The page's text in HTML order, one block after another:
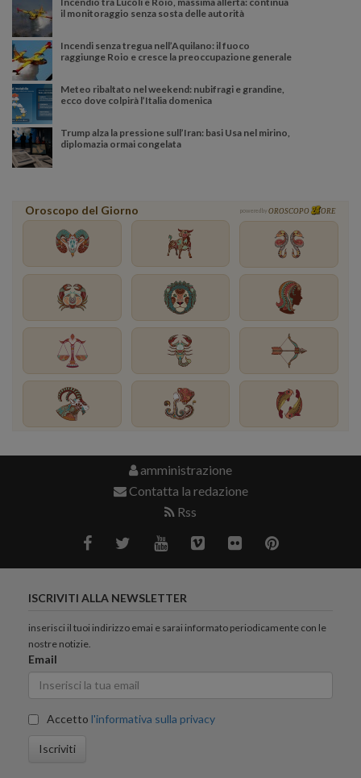
il monitoraggio senza sosta delle autorità
Incendi senza tregua nell’Aquilano: il fuoco
raggiunge Roio e cresce la preoccupazione generale
Meteo ribaltato nel weekend: nubifragi e grandine,
ecco dove colpirà l’Italia domenica
Trump alza la pressione sull’Iran: basi Usa nel mirino,
diplomazia ormai congelata
Oroscopo del Giorno powered by OROSCOPO ORE
amministrazione
Contatta la redazione
Rss
ISCRIVITI ALLA NEWSLETTER
inserisci il tuoi indirizzo emai e sarai informato periodicamente con le
nostre notizie.
Email
Accetto l'informativa sulla privacy
Iscriviti